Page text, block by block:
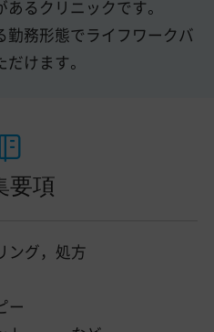
るクリニックです。
勤務形態でライフワークバ
けます。
要項
ング，処方
ー